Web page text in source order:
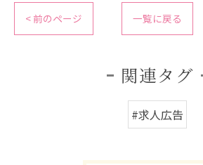
< 前のページ 一覧に戻る
関連タグ
#求人広告